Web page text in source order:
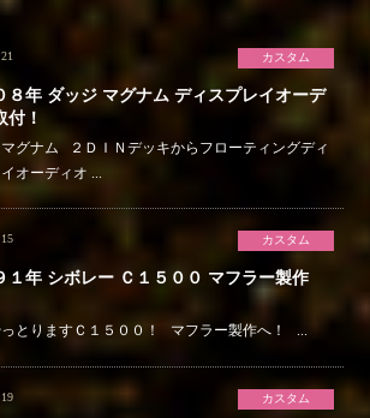
カスタム
８年 ダッジ マグナム ディスプレイオーデ
付！
グナム ２ＤＩＮデッキからフローティングディ
オーディオ ...
カスタム
１年 シボレー Ｃ１５００ マフラー製作
とりますＣ１５００！ マフラー製作へ！ ...
カスタム